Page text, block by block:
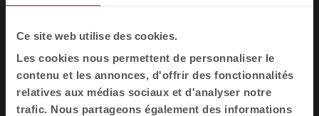
Ce site web utilise des cookies.
Les cookies nous permettent de personnaliser le
contenu et les annonces, d'offrir des fonctionnalités
relatives aux médias sociaux et d'analyser notre
trafic. Nous partageons également des informations
Fauteuils et canapés
Cabines acoustiques
Cloisons
Meubles de rangement pour bureau